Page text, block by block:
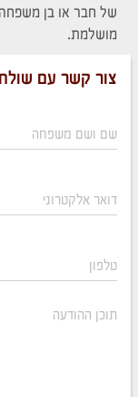
של חבר או בן
מושלמת.
צור קשר עם